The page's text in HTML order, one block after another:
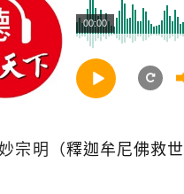
00:00
宗明（釋迦牟尼佛救